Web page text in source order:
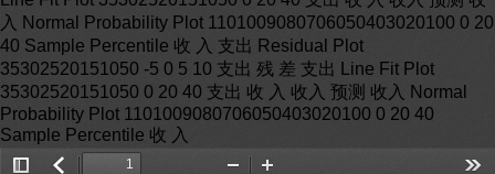
入 Normal Probability Plot 1101009080706050403020100 0 20
40 Sample Percentile 收 入 支出 Residual Plot
35302520151050 -5 0 5 10 支出 残 差 支出 Line Fit Plot
35302520151050 0 20 40 支出 收 入 收入 预测 收入 Normal
Probability Plot 1101009080706050403020100 0 20 40
Sample Percentile 收 入